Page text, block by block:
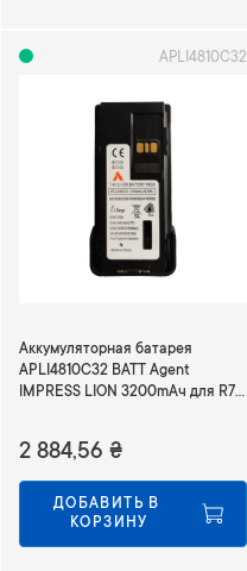
APLI4810C32
Аккумуляторная батарея
APLI4810C32 BATT Agent
IMPRESS LION 3200mAч для R7
2 884,56 ₴
ДОБАВИТЬ В
КОРЗИНУ